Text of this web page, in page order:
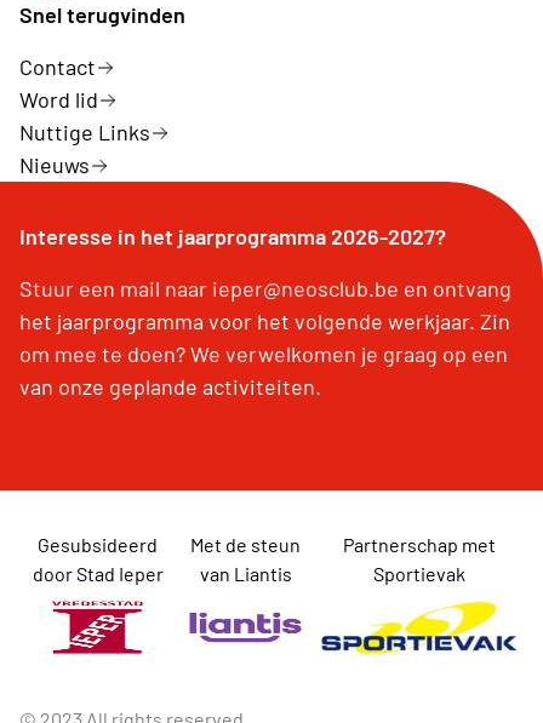
Snel terugvinden
Contact
Word lid
Nuttige Links
Nieuws
Interesse in het jaarprogramma 2026-2027?
Stuur een mail naar ieper@neosclub.be en ontvang
het jaarprogramma voor het volgende werkjaar. Zin
om mee te doen? We verwelkomen je graag op een
van onze geplande activiteiten.
Gesubsideerd
door Stad Ieper
Met de steun
van Liantis
Partnerschap met
Sportievak